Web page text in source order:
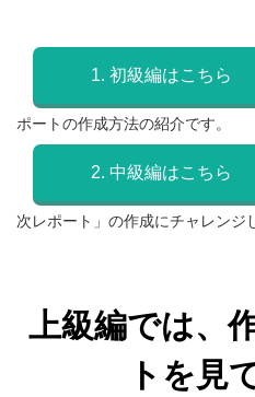
1. 初級編はこちら
ポートの作成方法の紹介です。
2. 中級編はこちら
次レポート」の作成にチャレンジ
上級編では、
トを見